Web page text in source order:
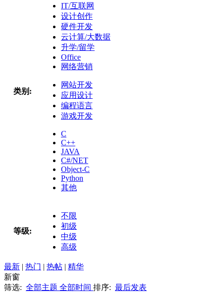
类别:
IT/互联网
设计创作
硬件开发
云计算/大数据
升学/留学
Office
网络营销
网站开发
应用设计
编程语言
游戏开发
C
C++
JAVA
C#/NET
Object-C
Python
其他
等级:
不限
初级
中级
高级
最新 | 热门 | 热帖 | 精华
新窗
筛选: 全部主题 全部时间 排序: 最后发表